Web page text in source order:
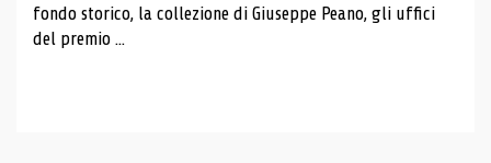
fondo storico, la collezione di Giuseppe Peano, gli uffici
del premio ...